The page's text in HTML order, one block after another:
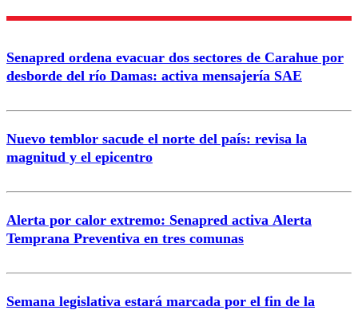
Enviar comentario
Senapred ordena evacuar dos sectores de Carahue por
desborde del río Damas: activa mensajería SAE
Nuevo temblor sacude el norte del país: revisa la
magnitud y el epicentro
Alerta por calor extremo: Senapred activa Alerta
Temprana Preventiva en tres comunas
Semana legislativa estará marcada por el fin de la